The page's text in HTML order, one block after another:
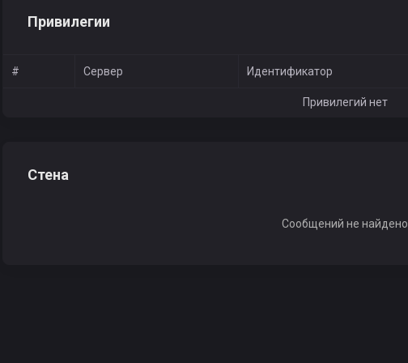
Привилегии
# Сервер Идентификатор
Привилегий нет
Стена
Сообщений не найдено